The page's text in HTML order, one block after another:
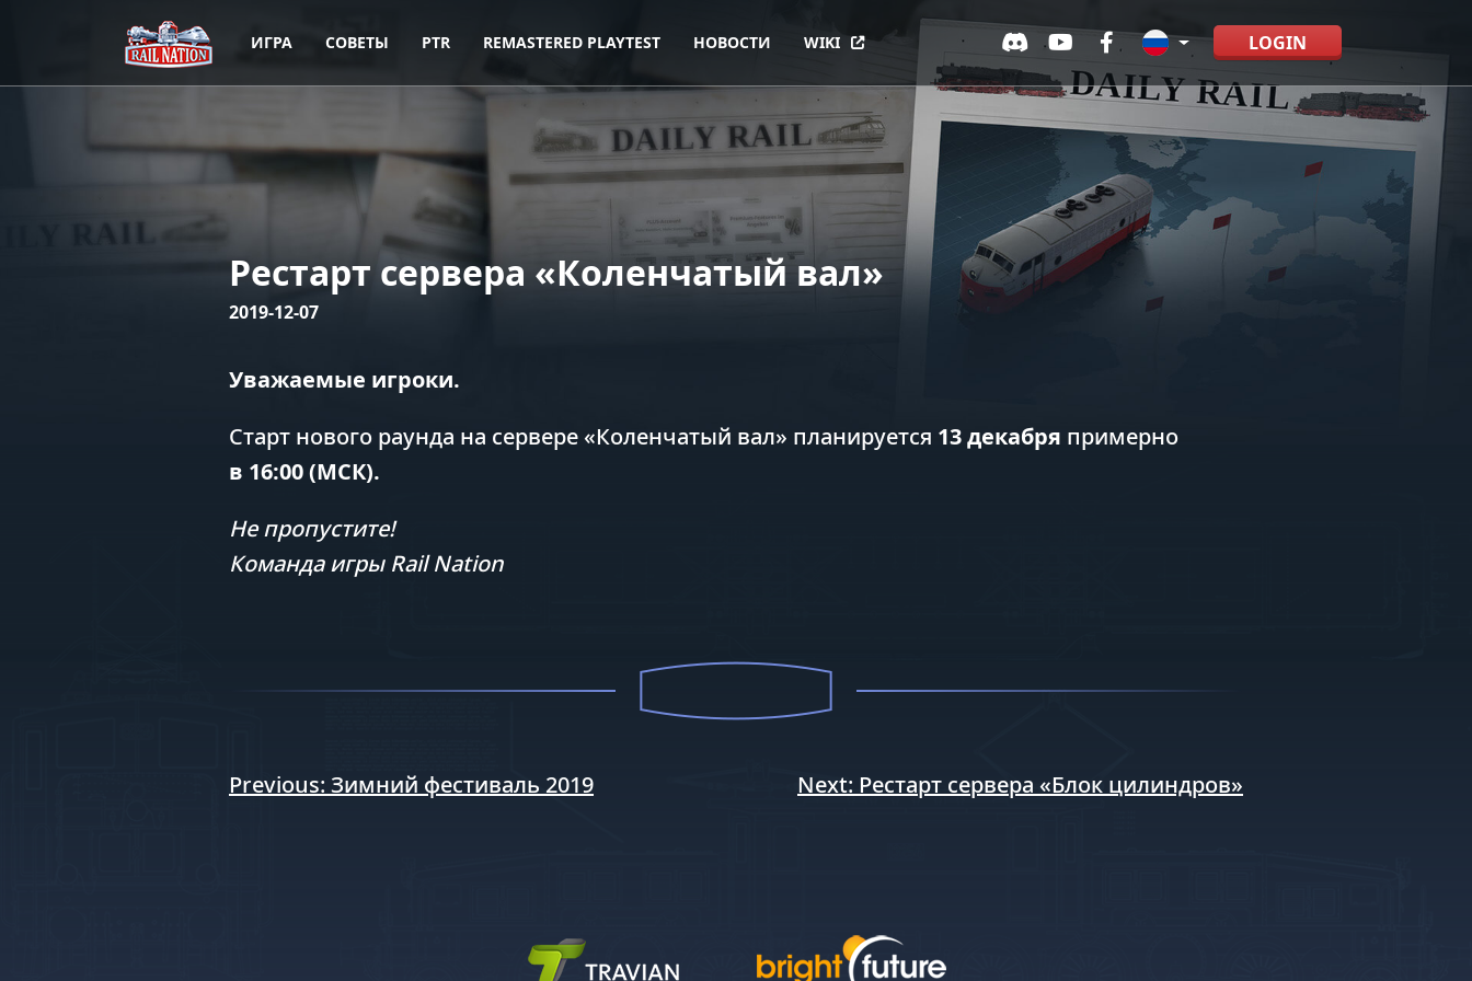
ИГРА СОВЕТЫ PTR REMASTERED PLAYTEST НОВОСТИ WIKI LOGIN
Рестарт сервера «Коленчатый вал»
2019-12-07
Уважаемые игроки.
Старт нового раунда на сервере «Коленчатый вал» планируется 13 декабря примерно
в 16:00 (МСК).
Не пропустите!
Команда игры Rail Nation
Навигация
Previous: Зимний фестиваль 2019 Next: Рестарт сервера «Блок цилиндров»